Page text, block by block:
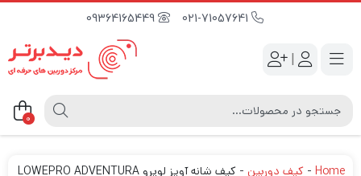
09364165449
|
0
Home
- کیف دوربین -
کیف شانه آویز لوپرو LOWEPRO ADVENTURA